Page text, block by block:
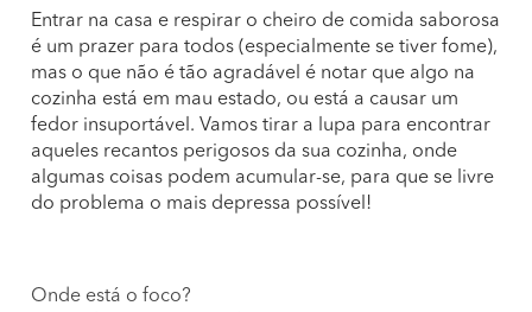
Entrar na casa e respirar o cheiro de comida saborosa
é um prazer para todos (especialmente se tiver fome),
mas o que não é tão agradável é notar que algo na
cozinha está em mau estado, ou está a causar um
fedor insuportável. Vamos tirar a lupa para encontrar
aqueles recantos perigosos da sua cozinha, onde
algumas coisas podem acumular-se, para que se livre
do problema o mais depressa possível!
Onde está o foco?